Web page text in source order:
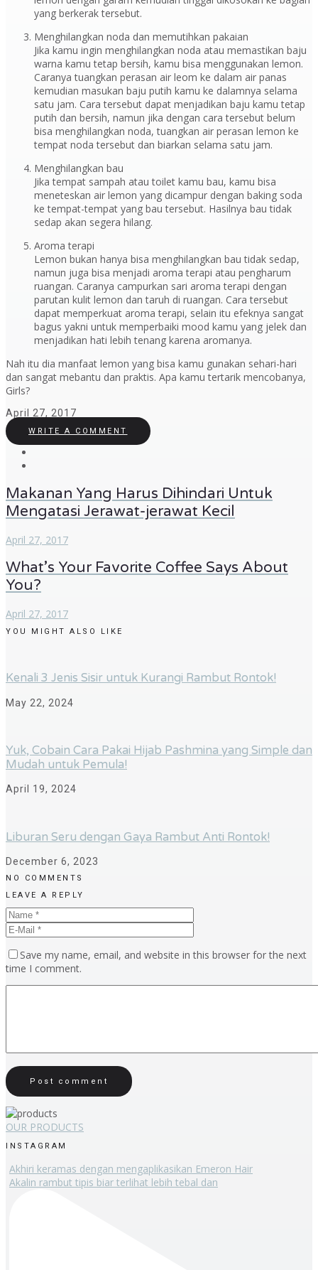
yang berkerak tersebut.
Menghilangkan noda dan memutihkan pakaian
Jika kamu ingin menghilangkan noda atau memastikan baju
warna kamu tetap bersih, kamu bisa menggunakan lemon.
Caranya tuangkan perasan air leom ke dalam air panas
kemudian masukan baju putih kamu ke dalamnya selama
satu jam. Cara tersebut dapat menjadikan baju kamu tetap
putih dan bersih, namun jika dengan cara tersebut belum
bisa menghilangkan noda, tuangkan air perasan lemon ke
tempat noda tersebut dan biarkan selama satu jam.
Menghilangkan bau
Jika tempat sampah atau toilet kamu bau, kamu bisa
meneteskan air lemon yang dicampur dengan baking soda
ke tempat-tempat yang bau tersebut. Hasilnya bau tidak
sedap akan segera hilang.
Aroma terapi
Lemon bukan hanya bisa menghilangkan bau tidak sedap,
namun juga bisa menjadi aroma terapi atau pengharum
ruangan. Caranya campurkan sari aroma terapi dengan
parutan kulit lemon dan taruh di ruangan. Cara tersebut
dapat memperkuat aroma terapi, selain itu efeknya sangat
bagus yakni untuk memperbaiki mood kamu yang jelek dan
menjadikan hati lebih tenang karena aromanya.
Nah itu dia manfaat lemon yang bisa kamu gunakan sehari-hari
dan sangat mebantu dan praktis. Apa kamu tertarik mencobanya,
Girls?
April 27, 2017
WRITE A COMMENT
Makanan Yang Harus Dihindari Untuk
Mengatasi Jerawat-jerawat Kecil
April 27, 2017
What’s Your Favorite Coffee Says About
You?
April 27, 2017
YOU MIGHT ALSO LIKE
Kenali 3 Jenis Sisir untuk Kurangi Rambut Rontok!
May 22, 2024
Yuk, Cobain Cara Pakai Hijab Pashmina yang Simple dan
Mudah untuk Pemula!
April 19, 2024
Liburan Seru dengan Gaya Rambut Anti Rontok!
December 6, 2023
NO COMMENTS
LEAVE A REPLY
Save my name, email, and website in this browser for the next
time I comment.
OUR PRODUCTS
INSTAGRAM
Akhiri keramas dengan mengaplikasikan Emeron Hair
Akalin rambut tipis biar terlihat lebih tebal dan